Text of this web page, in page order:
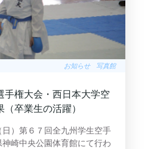
お知らせ 写真館
手権大会・西日本大学空
卒業生の活躍）
）第６７回全九州学生空手
崎中央公園体育館にて行わ